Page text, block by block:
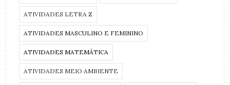
ATIVIDADES LETRA Z
ATIVIDADES MASCULINO E FEMININO
ATIVIDADES MATEMÁTICA
ATIVIDADES MEIO AMBIENTE